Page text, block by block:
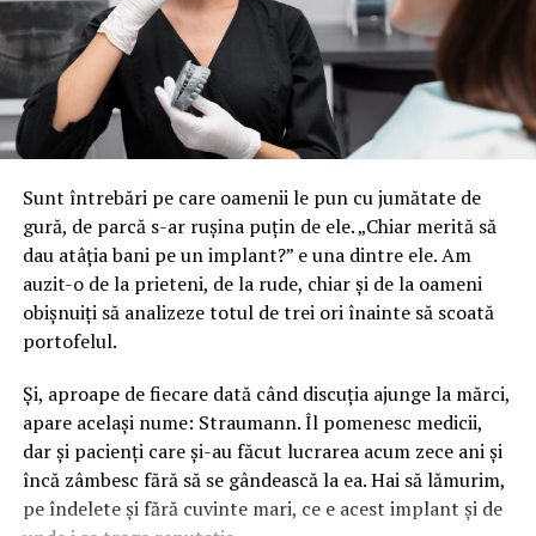
aceia sunt, aproape în întregime, bugete de brand mari
care cumpără inventar în orașele mari. Nu includ
bannerul de pe gardul frizeriei, colantarea vitrinei de la
cofetăria din colț sau panoul direcțional al service-ului
de pe drumul de centură. Segmentul acela nu apare în
Cifrele pieței spun o poveste, strada
spune alta
Rapoartele de industrie măsoară tranzacții, nu
vizibilitate. Un business de cartier care își printează un
banner și îl agață pe propria fațadă nu generează nicio
linie într-un studiu de piață, deși generează exact ce
contează, expunere zilnică repetată în fața publicului
potrivit. Diferența dintre cele două lumi e atât de mare
încât concluziile trase pentru una nu se aplică celeilalte.
Sunt întrebări pe care oamenii le pun cu jumătate de
gură, de parcă s-ar rușina puțin de ele. „Chiar merită să
dau atâția bani pe un implant?” e una dintre ele. Am
auzit-o de la prieteni, de la rude, chiar și de la oameni
obișnuiți să analizeze totul de trei ori înainte să scoată
portofelul.
Și, aproape de fiecare dată când discuția ajunge la mărci,
apare același nume: Straumann. Îl pomenesc medicii,
dar și pacienți care și-au făcut lucrarea acum zece ani și
încă zâmbesc fără să se gândească la ea. Hai să lămurim,
pe îndelete și fără cuvinte mari, ce e acest implant și de